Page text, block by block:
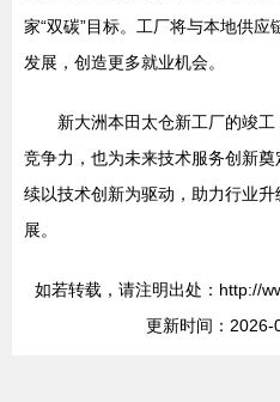
家“双碳”目标。工厂将与本地供
发展，创造更多就业机会。
新大洲本田太仓新工厂的竣
竞争力，也为未来技术服务创新
续以技术创新为驱动，助力行业
展。
如若转载，请注明出处：http://
更新时间：2026-